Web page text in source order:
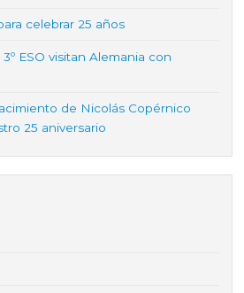
celebrar 25 años
ESO visitan Alemania con
de Nicolás Copérnico
25 aniversario